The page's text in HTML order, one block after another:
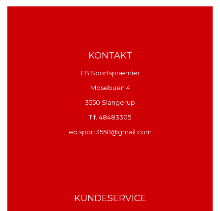
KONTAKT
EB Sportspræmier
Mosebuen 4
3550 Slangerup
Tlf. 48483305
eb.sport3550@gmail.com
KUNDESERVICE